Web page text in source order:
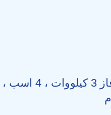
الکتروموتور موتوژن سه فاز 3 کیلووات ، 4 اسب ،